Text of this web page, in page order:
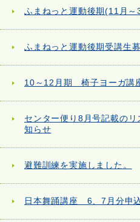
ふまねっと運動後期(11月
ふまねっと運動後期受講生
10～12月期 椅子ヨーガ講
センター便り8月号記載の
知らせ
避難訓練を実施しました。
日本舞踊講座 6、7月分申